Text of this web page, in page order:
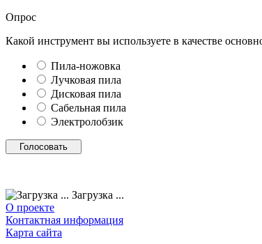
Опрос
Какой инструмент вы используете в качестве
Пила-ножовка
Лучковая пила
Дисковая пила
Сабельная пила
Электролобзик
Загрузка ...
О проекте
Контактная информация
Карта сайта